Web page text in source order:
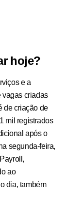
hoje?
e a
vagas criadas
de criação de
mil registrados
após o
segunda-feira,
ao
dia, também